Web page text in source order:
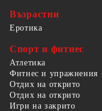
Възрастни
Еротика
Спорт и фитнес
Атлетика
Фитнес и упражнения
Отдих на открито
Отдих на открито
Игри на закрито